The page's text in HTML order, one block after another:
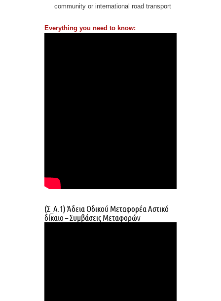
community or international road transport
Everything you need to know:
(Σ_Α.1) Άδεια Οδικού Μεταφορέα Αστικό
δίκαιο – Συμβάσεις Μεταφορών